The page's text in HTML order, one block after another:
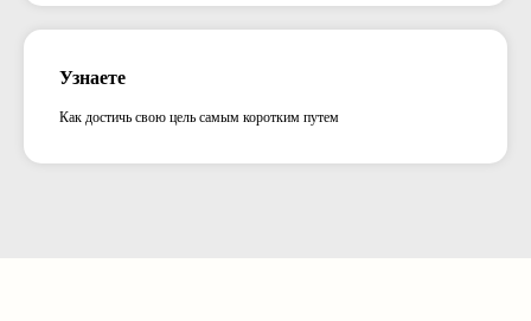
Узнаете
Как достичь свою цель самым коротким путем